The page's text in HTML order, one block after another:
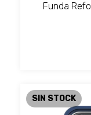
Funda
SIN STOCK